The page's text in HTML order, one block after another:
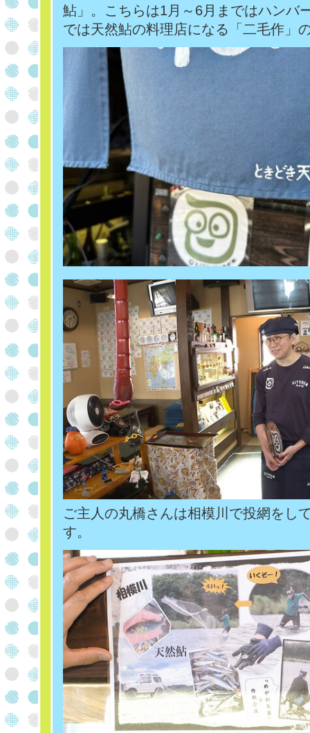
鮎」。こちらは1月～6月まではハンバ
では天然鮎の料理店になる「二毛作」
ご主人の丸橋さんは相模川で投網をし
す。